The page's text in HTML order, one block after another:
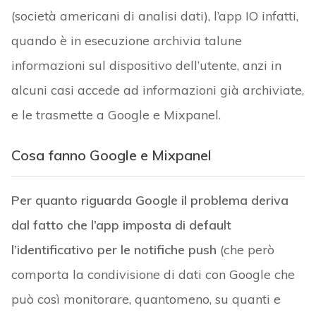
(società americani di analisi dati), l’app IO infatti,
quando è in esecuzione archivia talune
informazioni sul dispositivo dell’utente, anzi in
alcuni casi accede ad informazioni già archiviate,
e le trasmette a Google e Mixpanel.
Cosa fanno Google e Mixpanel
Per quanto riguarda Google il problema deriva
dal fatto che l’app imposta di default
l’identificativo per le notifiche push (che però
comporta la condivisione di dati con Google che
può così monitorare, quantomeno, su quanti e